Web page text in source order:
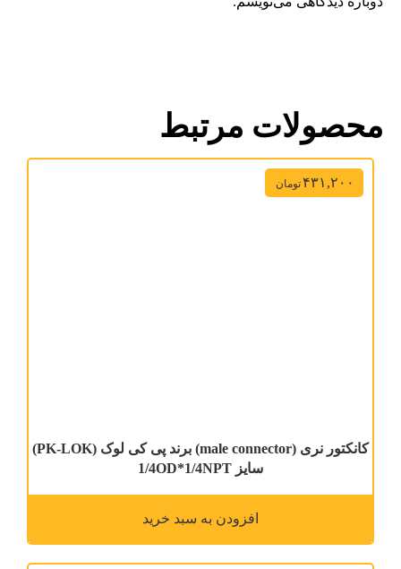
محصولات مرتبط
کانکتور نری (male connector) برند پی کی لوک (PK-LOK)
سایز 1/4OD*1/4NPT
۴۳۱,۲۰۰تومان
افزودن به سبد خرید